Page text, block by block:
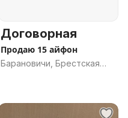
Договорная
Продаю 15 айфон
Барановичи, Брестская